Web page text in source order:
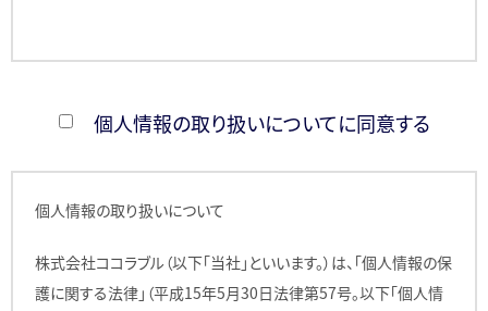
個人情報の取り扱いについてに同意する
個人情報の取り扱いについて
株式会社ココラブル（以下「当社」といいます。）は、「個人情報の保
護に関する法律」（平成15年5月30日法律第57号。以下「個人情